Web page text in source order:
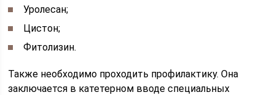
Уролесан;
Цистон;
Фитолизин.
Также необходимо проходить профилактику. Она
заключается в катетерном вводе специальных